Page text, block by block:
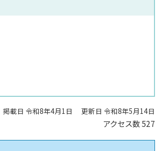
掲載日 令和8年4月1日 更新日 令和8年5月14日
アクセス数527